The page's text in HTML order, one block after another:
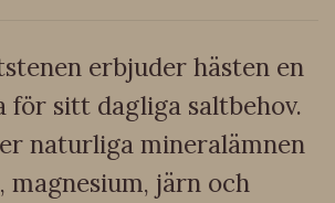
erbjuder hästen en
för sitt dagliga saltbehov.
naturliga mineralämnen
magnesium, järn och